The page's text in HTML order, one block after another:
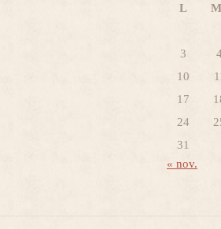
L
3
10
17
24
31
« nov.